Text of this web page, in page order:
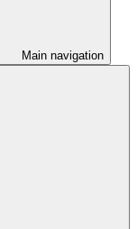
Main navigation